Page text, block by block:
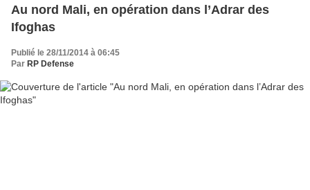
Au nord Mali, en opération dans l’Adrar des
Ifoghas
Publié le 28/11/2014 à 06:45
Par RP Defense